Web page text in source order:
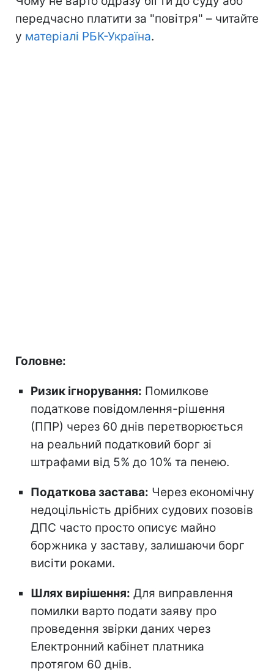
передчасно платити за "повітря" – читайте
у матеріалі РБК-Україна.
Головне:
Ризик ігнорування: Помилкове
податкове повідомлення-рішення
(ППР) через 60 днів перетворюється
на реальний податковий борг зі
штрафами від 5% до 10% та пенею.
Податкова застава: Через економічну
недоцільність дрібних судових позовів
ДПС часто просто описує майно
боржника у заставу, залишаючи борг
висіти роками.
Шлях вирішення: Для виправлення
помилки варто подати заяву про
проведення звірки даних через
Електронний кабінет платника
протягом 60 днів.